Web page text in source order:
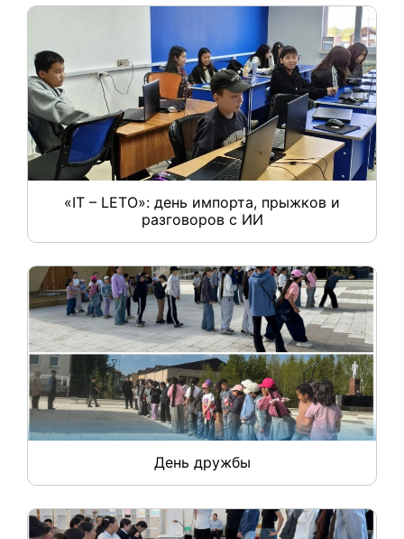
«IT – LETO»: день импорта, прыжков и
разговоров с ИИ
День дружбы